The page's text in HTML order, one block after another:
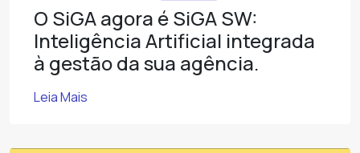
O SiGA agora é SiGA SW:
Inteligência Artificial integrada
à gestão da sua agência.
Leia Mais